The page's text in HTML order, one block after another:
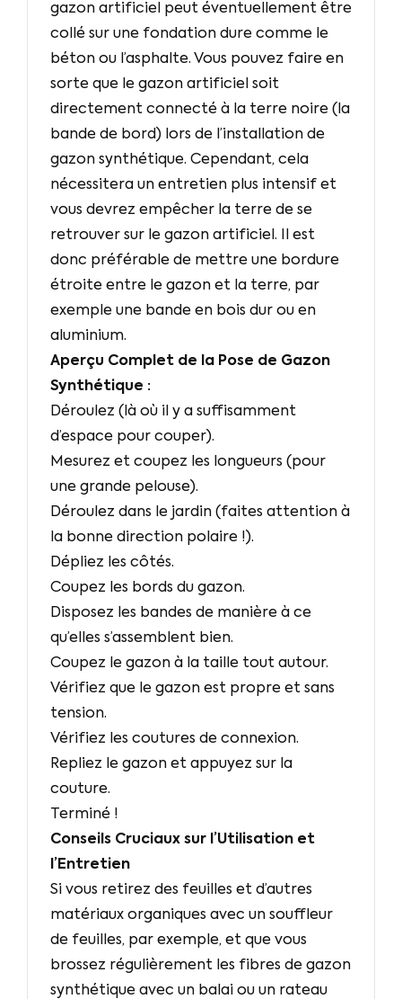
gazon artificiel peut éventuellement être
collé sur une fondation dure comme le
béton ou l’asphalte. Vous pouvez faire en
sorte que le gazon artificiel soit
directement connecté à la terre noire (la
bande de bord) lors de l’installation de
gazon synthétique. Cependant, cela
nécessitera un entretien plus intensif et
vous devrez empêcher la terre de se
retrouver sur le gazon artificiel. Il est
donc préférable de mettre une bordure
étroite entre le gazon et la terre, par
exemple une bande en bois dur ou en
aluminium.
Aperçu Complet de la Pose de Gazon
Synthétique :
Déroulez (là où il y a suffisamment
d’espace pour couper).
Mesurez et coupez les longueurs (pour
une grande pelouse).
Déroulez dans le jardin (faites attention à
la bonne direction polaire !).
Dépliez les côtés.
Coupez les bords du gazon.
Disposez les bandes de manière à ce
qu’elles s’assemblent bien.
Coupez le gazon à la taille tout autour.
Vérifiez que le gazon est propre et sans
tension.
Vérifiez les coutures de connexion.
Repliez le gazon et appuyez sur la
couture.
Terminé !
Conseils Cruciaux sur l’Utilisation et
l’Entretien
Si vous retirez des feuilles et d’autres
matériaux organiques avec un souffleur
de feuilles, par exemple, et que vous
brossez régulièrement les fibres de gazon
synthétique avec un balai ou un rateau